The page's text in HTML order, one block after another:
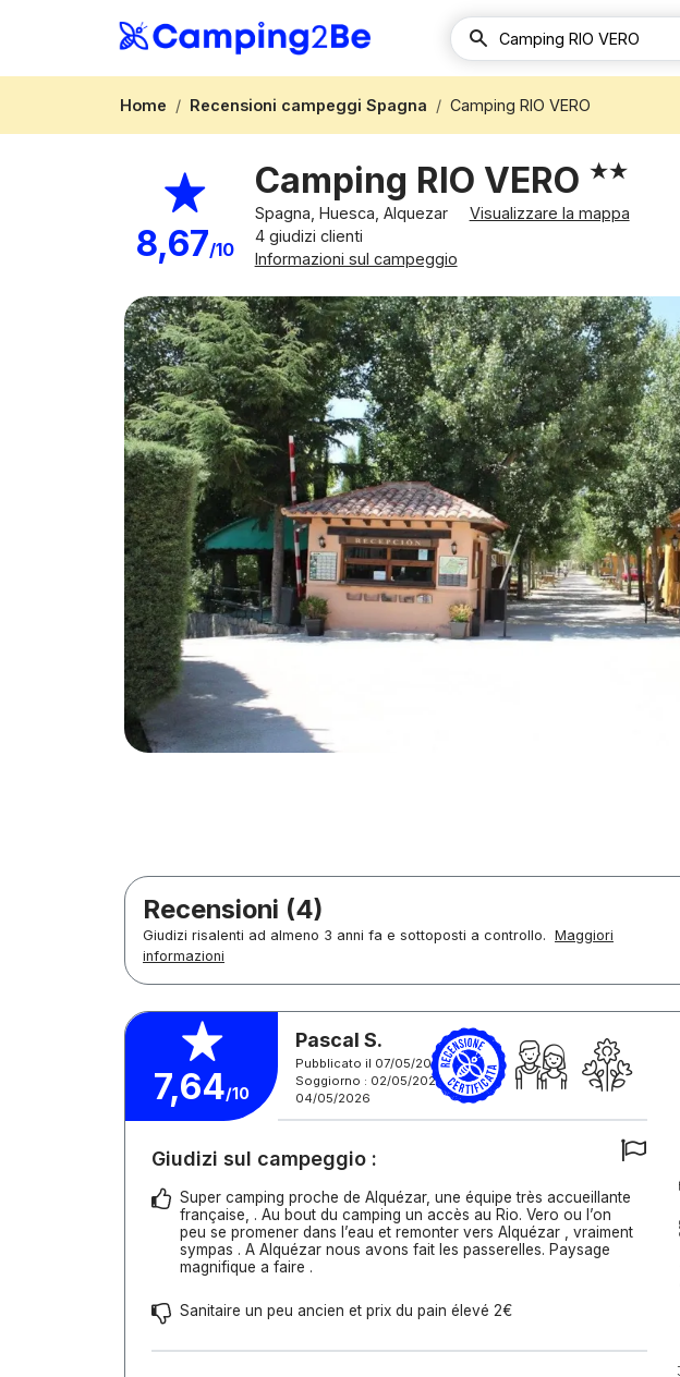
Home Recensioni campeggi Spagna Camping RIO VERO
8,67/10
Camping RIO VERO
Spagna, Huesca, Alquezar
Visualizzare la mappa
4 giudizi clienti
Informazioni sul campeggio
Recensioni (4)
Giudizi risalenti ad almeno 3 anni fa e sottoposti a controllo. Maggiori
informazioni
7,64/10
Pascal S.
Pubblicato il 07/05/2026
Soggiorno : 02/05/2026 -
04/05/2026
Giudizi sul campeggio :
Super camping proche de Alquézar, une équipe très accueillante
française, . Au bout du camping un accès au Rio. Vero ou l’on
peu se promener dans l’eau et remonter vers Alquézar , vraiment
sympas . A Alquézar nous avons fait les passerelles. Paysage
magnifique a faire .
Sanitaire un peu ancien et prix du pain élevé 2€